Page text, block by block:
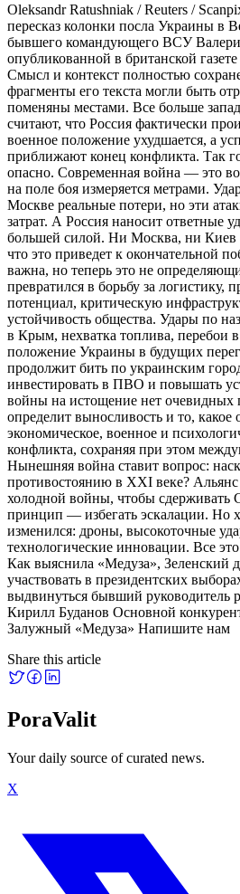
Oleksandr Ratushniak / Reuters /
пересказ колонки посла Украины в
бывшего командующего ВСУ
опубликованной в британской
Смысл и контекст полностью
фрагменты его текста могли быть
поменяны местами. Все больше
считают, что Россия фактически
военное положение ухудшается, а
приближают конец конфликта. Так
опасно. Современная война — это
на поле боя измеряется метрами.
Москве реальные потери, но эти
затрат. А Россия наносит ответные
большей силой. Ни Москва, ни Киев
что это приведет к окончательной
важна, но теперь это не
превратился в борьбу за
потенциал, критическую
устойчивость общества. Удары по
в Крым, нехватка топлива, перебои
положение Украины в будущих
продолжит бить по украинским
инвестировать в ПВО и повышать
войны на истощение нет очевидных
определит выносливость и то, какое
экономическое, военное и
конфликта, сохраняя при этом
Нынешняя война ставит вопрос:
противостоянию в XXI веке? Альянс
холодной войны, чтобы сдерживать
принцип — избегать эскалации. Но
изменился: дроны, высокоточные
технологические инновации. Все
Как выяснила «Медуза», Зеленский
участвовать в президентских
выдвинуться бывший руководитель
Кирилл Буданов Основной
Залужный «Медуза» Напишите нам
Share this article
PoraValit
Your daily source of curated news.
X